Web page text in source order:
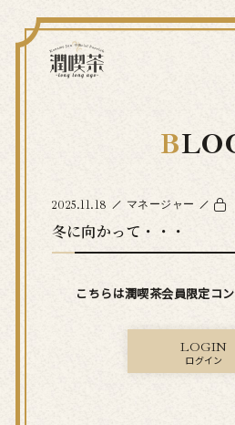
2025.11.18 マネージャー
冬に向かって・・・
こちらは潤喫茶会員限定コ
LOGIN
ログイン